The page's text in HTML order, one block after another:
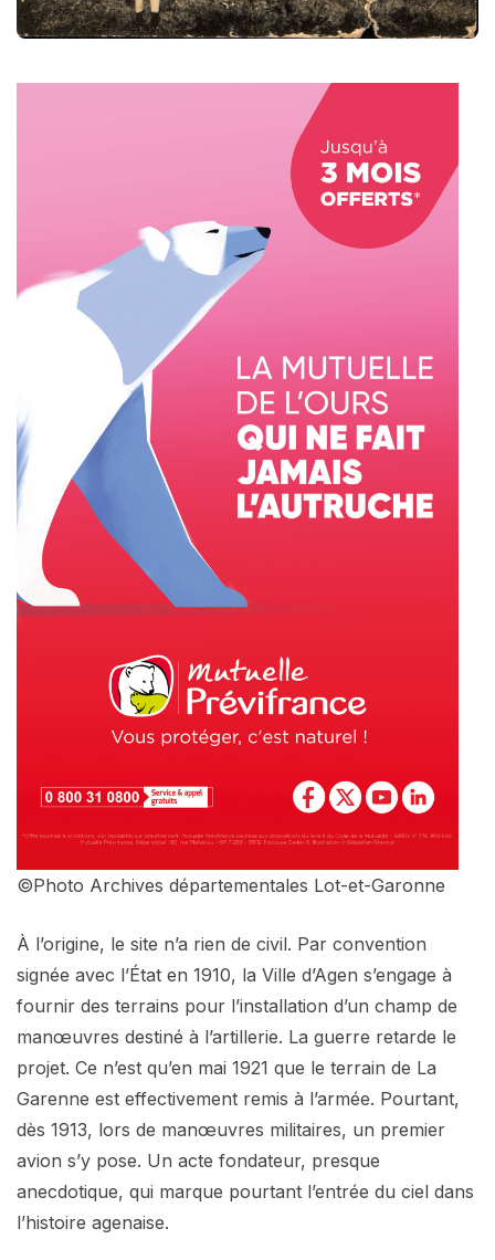
©Photo Archives départementales Lot-et-Garonne
À l’origine, le site n’a rien de civil. Par convention
signée avec l’État en 1910, la Ville d’Agen s’engage à
fournir des terrains pour l’installation d’un champ de
manœuvres destiné à l’artillerie. La guerre retarde le
projet. Ce n’est qu’en mai 1921 que le terrain de La
Garenne est effectivement remis à l’armée. Pourtant,
dès 1913, lors de manœuvres militaires, un premier
avion s’y pose. Un acte fondateur, presque
anecdotique, qui marque pourtant l’entrée du ciel dans
l’histoire agenaise.